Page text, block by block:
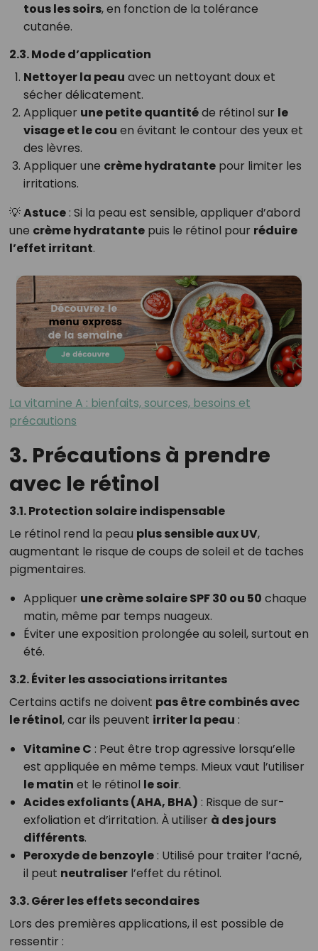
tous les soirs, en fonction de la tolérance
cutanée.
2.3. Mode d’application
Nettoyer la peau avec un nettoyant doux et
sécher délicatement.
Appliquer une petite quantitéde rétinol sur le
visage et le cou en évitant le contour des yeux et
des lèvres.
Appliquer une crème hydratantepour limiter les
irritations.
💡Astuce: Si la peau est sensible, appliquer d’abord
une crème hydratantepuis le rétinol pour réduire
l’effet irritant.
La vitamine A : bienfaits, sources, besoins et
précautions
3. Précautions à prendre
avec le rétinol
3.1. Protection solaire indispensable
Le rétinol rend la peau plus sensible aux UV,
augmentant le risque de coups de soleil et de taches
pigmentaires.
Appliquer une crème solaire SPF 30 ou 50 chaque
matin, même par temps nuageux.
Éviter une exposition prolongée au soleil, surtout en
été.
3.2. Éviter les associations irritantes
Certains actifs ne doivent pas être combinés avec
le rétinol, car ils peuvent irriter la peau :
Vitamine C : Peut être trop agressive lorsqu’elle
est appliquée en même temps. Mieux vaut l’utiliser
le matin et le rétinol le soir.
Acides exfoliants (AHA, BHA) : Risque de sur-
exfoliation et d’irritation. À utiliser à des jours
différents.
Peroxyde de benzoyle: Utilisé pour traiter l’acné,
il peut neutraliserl’effet du rétinol.
3.3. Gérer les effets secondaires
Lors des premières applications, il est possible de
ressentir :